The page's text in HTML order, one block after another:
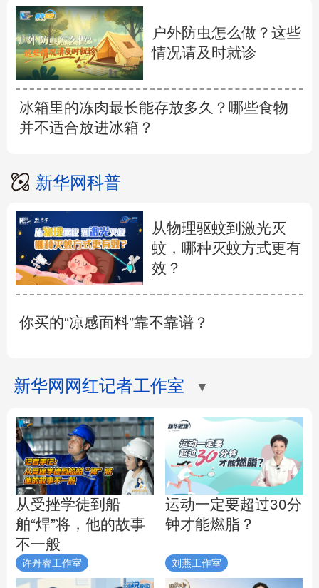
户外防虫怎么做？这些
情况请及时就诊
冰箱里的冻肉最长能存放多久？哪些食物
并不适合放进冰箱？
新华网科普
从物理驱蚊到激光灭
蚊，哪种灭蚊方式更有
效？
你买的“凉感面料”靠不靠谱？
新华网网红记者工作室 ▼
从受挫学徒到船
舶“焊”将，他的故事
不一般
许丹睿工作室
运动一定要超过30分
钟才能燃脂？
刘燕工作室